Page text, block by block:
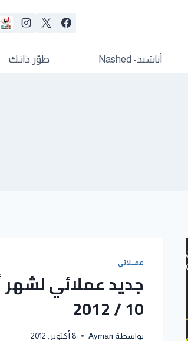
أناشيد- Nashed طوّر ذاتـك
عمــلائي
جديد عملائي لشهر
10 / 2012
بواسطة Ayman 8 أكتوبر, 2012